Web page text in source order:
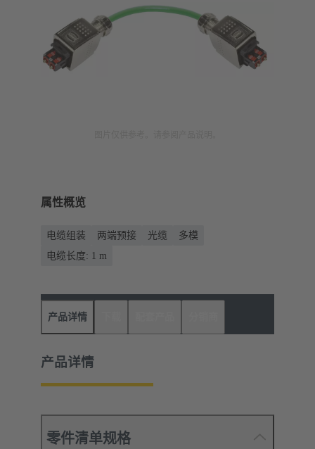
属性概览
电缆组装 两端预接 光缆
多模
电缆长度: 1 m
产品详情
产品详情
零件清单规格